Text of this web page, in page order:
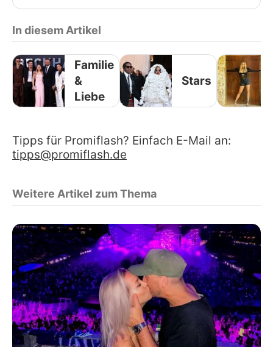
In diesem Artikel
Familie
&
Liebe
Stars
Tipps für Promiflash? Einfach E-Mail an:
tipps@promiflash.de
Weitere Artikel zum Thema